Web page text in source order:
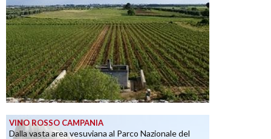
VINO ROSSO CAMPANIA
Dalla vasta area vesuviana al Parco Nazionale del